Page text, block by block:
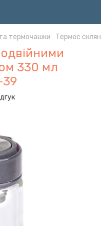
термочашки Термос
330 мл